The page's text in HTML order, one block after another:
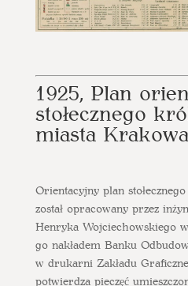
1925, Plan
stołecznego
miasta Krakowa
Orientacyjny plan
został opracowany przez
Henryka Wojciechowskiego
go nakładem Banku
w drukarni Zakładu
potwierdza pieczęć